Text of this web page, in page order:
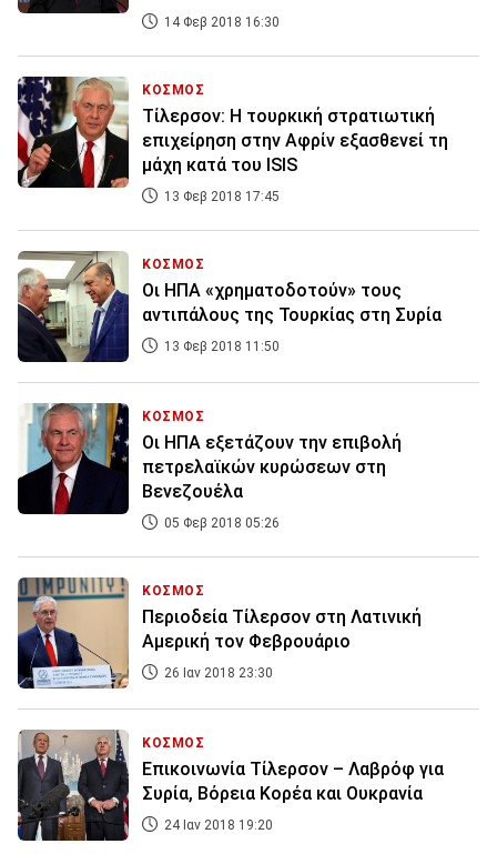
14 Φεβ 2018 16:30
ΚΟΣΜΟΣ
Τίλερσον: Η τουρκική στρατιωτική
επιχείρηση στην Αφρίν εξασθενεί τη
μάχη κατά του ISIS
13 Φεβ 2018 17:45
ΚΟΣΜΟΣ
Οι ΗΠΑ «χρηματοδοτούν» τους
αντιπάλους της Τουρκίας στη Συρία
13 Φεβ 2018 11:50
ΚΟΣΜΟΣ
Οι ΗΠΑ εξετάζουν την επιβολή
πετρελαϊκών κυρώσεων στη
Βενεζουέλα
05 Φεβ 2018 05:26
ΚΟΣΜΟΣ
Περιοδεία Τίλερσον στη Λατινική
Αμερική τον Φεβρουάριο
26 Ιαν 2018 23:30
ΚΟΣΜΟΣ
Επικοινωνία Τίλερσον – Λαβρόφ για
Συρία, Βόρεια Κορέα και Ουκρανία
24 Ιαν 2018 19:20